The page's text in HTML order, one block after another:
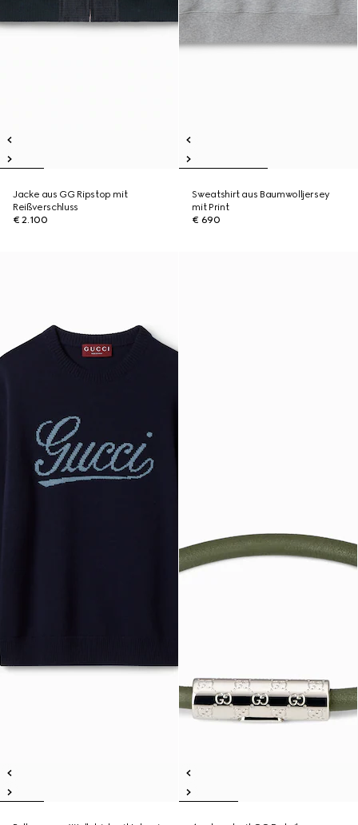
Jacke aus GG Ripstop mit
Reißverschluss
€ 2.100
Sweatshirt aus Baumwolljersey
mit Print
€ 690